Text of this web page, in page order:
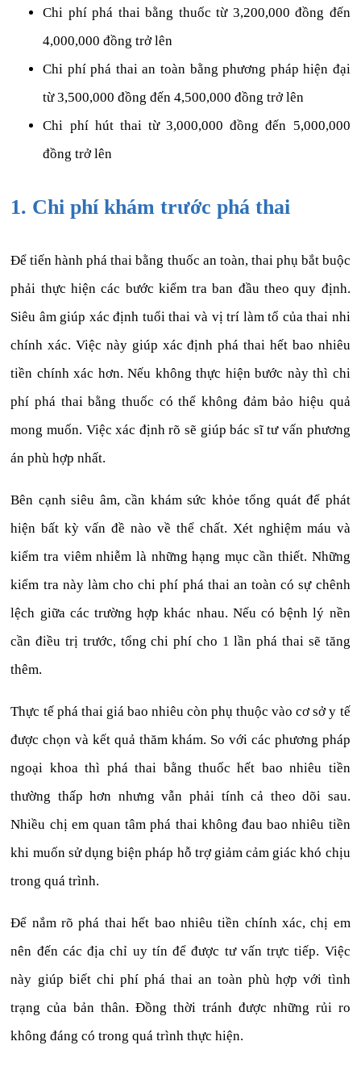
Chi phí phá thai bằng thuốc từ 3,200,000 đồng đến
4,000,000 đồng trở lên
Chi phí phá thai an toàn bằng phương pháp hiện đại
từ 3,500,000 đồng đến 4,500,000 đồng trở lên
Chi phí hút thai từ 3,000,000 đồng đến 5,000,000
đồng trở lên
1. Chi phí khám trước phá thai
Để tiến hành phá thai bằng thuốc an toàn, thai phụ bắt buộc
phải thực hiện các bước kiểm tra ban đầu theo quy định.
Siêu âm giúp xác định tuổi thai và vị trí làm tổ của thai nhi
chính xác. Việc này giúp xác định phá thai hết bao nhiêu
tiền chính xác hơn. Nếu không thực hiện bước này thì chi
phí phá thai bằng thuốc có thể không đảm bảo hiệu quả
mong muốn. Việc xác định rõ sẽ giúp bác sĩ tư vấn phương
án phù hợp nhất.
Bên cạnh siêu âm, cần khám sức khỏe tổng quát để phát
hiện bất kỳ vấn đề nào về thể chất. Xét nghiệm máu và
kiểm tra viêm nhiễm là những hạng mục cần thiết. Những
kiểm tra này làm cho chi phí phá thai an toàn có sự chênh
lệch giữa các trường hợp khác nhau. Nếu có bệnh lý nền
cần điều trị trước, tổng chi phí cho 1 lần phá thai sẽ tăng
thêm.
Thực tế phá thai giá bao nhiêu còn phụ thuộc vào cơ sở y tế
được chọn và kết quả thăm khám. So với các phương pháp
ngoại khoa thì phá thai bằng thuốc hết bao nhiêu tiền
thường thấp hơn nhưng vẫn phải tính cả theo dõi sau.
Nhiều chị em quan tâm phá thai không đau bao nhiêu tiền
khi muốn sử dụng biện pháp hỗ trợ giảm cảm giác khó chịu
trong quá trình.
Để nắm rõ phá thai hết bao nhiêu tiền chính xác, chị em
nên đến các địa chỉ uy tín để được tư vấn trực tiếp. Việc
này giúp biết chi phí phá thai an toàn phù hợp với tình
trạng của bản thân. Đồng thời tránh được những rủi ro
không đáng có trong quá trình thực hiện.